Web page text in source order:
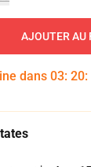
AJOUTER AU
dans 03: 20: